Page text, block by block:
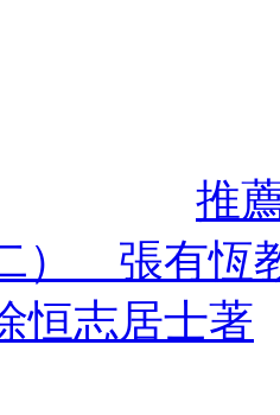
推
） 張有恆
志居士著